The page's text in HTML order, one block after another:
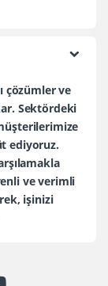
çözümler ve
Sektördeki
ediyoruz.
ve verimli
işinizi